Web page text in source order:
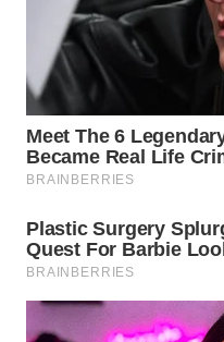
WN
PRIANGAN
TIMUR
WN
SEMARANG
SOLO
WN
BOROBUDUR